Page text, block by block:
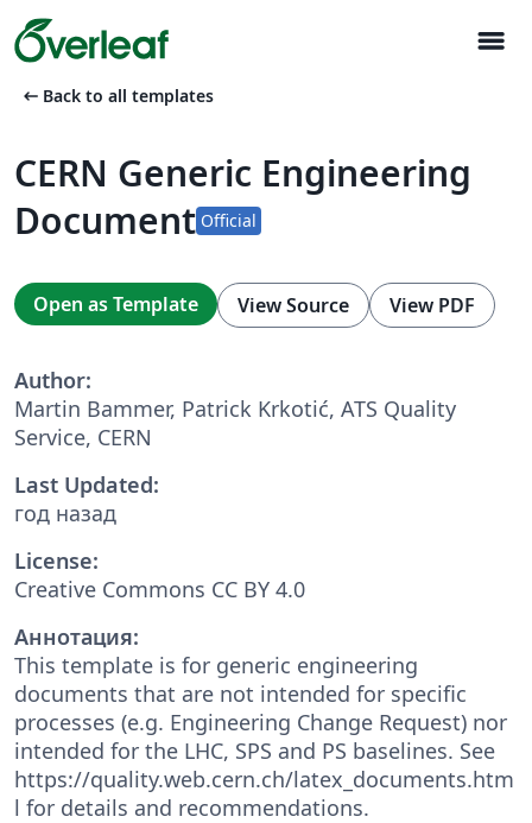
menu
arrow_left_alt Back to all templates
CERN Generic Engineering
Document Official
Open as Template View Source View PDF
Author:
Martin Bammer, Patrick Krkotić, ATS Quality
Service, CERN
Last Updated:
год назад
License:
Creative Commons CC BY 4.0
Аннотация:
This template is for generic engineering
documents that are not intended for specific
processes (e.g. Engineering Change Request) nor
intended for the LHC, SPS and PS baselines. See
https://quality.web.cern.ch/latex_documents.htm
l for details and recommendations.